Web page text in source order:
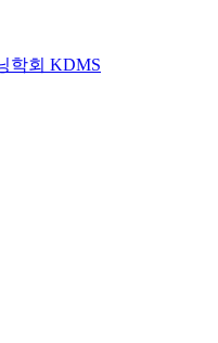
학회 KDMS